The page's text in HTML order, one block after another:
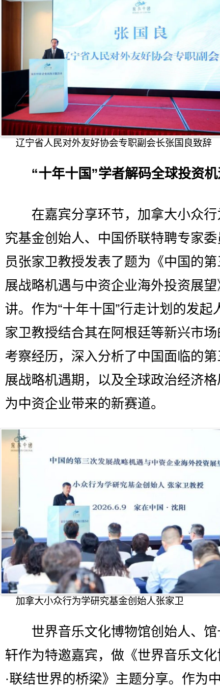
辽宁省人民对外友好协会专职副会长张国良致辞
“十年十国”学者解码全球投资
在嘉宾分享环节，加拿大小众行
究基金创始人、中国侨联特聘专家
员张家卫教授发表了题为《中国的
展战略机遇与中资企业海外投资展
讲。作为“十年十国”行走计划的发起
家卫教授结合其在阿根廷等新兴市
考察经历，深入分析了中国面临的
展战略机遇期，以及全球政治经济
为中资企业带来的新赛道。
加拿大小众行为学研究基金创始人张家卫
世界音乐文化博物馆创始人、馆
轩作为特邀嘉宾，做《世界音乐文
·联结世界的桥梁》主题分享。作为